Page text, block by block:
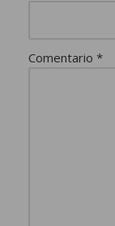
Comentario *